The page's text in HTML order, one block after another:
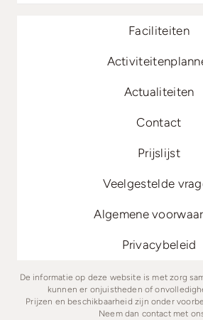
Faciliteiten
Actualiteiten
Contact
Prijslijst
Veelgestelde
Algemene
Privacybeleid
De informatie op deze website is met zorg
kunnen er onjuistheden of
Prijzen en beschikbaarheid zijn onder
Neem dan contact met